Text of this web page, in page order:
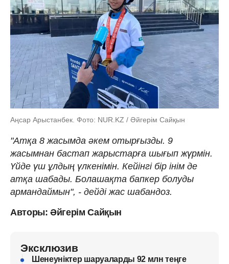
Аңсар Арыстанбек. Фото: NUR.KZ / Әйгерім Сайқын
"Атқа 8 жасымда әкем отырғызды. 9
жасымнан бастап жарыстарға шығып жүрмін.
Үйде үш ұлдың үлкенімін. Кейінгі бір інім де
атқа шабады. Болашақта бапкер болуды
армандаймын", - дейді жас шабандоз.
Авторы: Әйгерім Сайқын
Эксклюзив
Шенеуніктер шаруаларды 92 млн теңге